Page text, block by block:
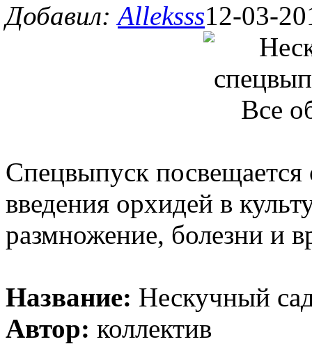
Добавил:Alleksss12-03-
Спецвыпуск
введения орхидей в
размножение, болезни и
Название: Нескучный
Автор: коллектив